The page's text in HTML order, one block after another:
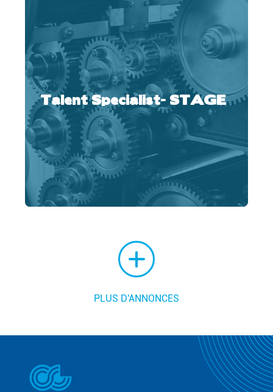
Talent Specialist- STAGE
PLUS D'ANNONCES